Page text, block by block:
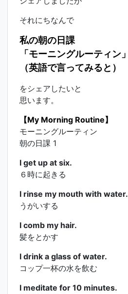
それにちなんで
私の朝の日課
「モーニングルーティン」
（英語で言ってみると）
をシェアしたいと
思います。
【My Morning Routine】
モーニングルーティン
朝の日課 1
I get up at six.
６時に起きる
I rinse my mouth with water.
うがいする
I comb my hair.
髪をとかす
I drink a glass of water.
コップ一杯の水を飲む
I meditate for 10 minutes.